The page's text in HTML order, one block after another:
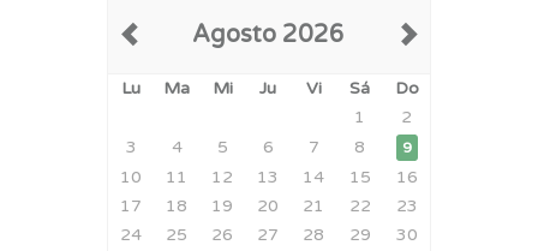
Agosto 2026
Lu Ma Mi Ju Vi Sá
Do
1
2
3
4 5 6 7 8 9
10 11 12 13 14 15
16
17
18 19 20 21 22
23
24
25 26 27 28 29
30